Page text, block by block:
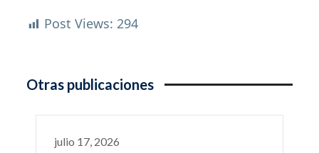
Post Views: 294
Otras publicaciones
julio 17, 2026